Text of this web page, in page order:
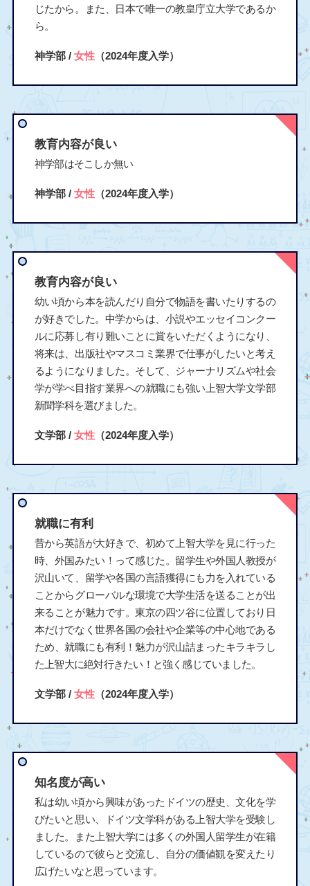
じたから。また、日本で唯一の教皇庁立大学であるか
ら。
神学部 / 女性（2024年度入学）
教育内容が良い
神学部はそこしか無い
神学部 / 女性（2024年度入学）
教育内容が良い
幼い頃から本を読んだり自分で物語を書いたりするの
が好きでした。中学からは、小説やエッセイコンクー
ルに応募し有り難いことに賞をいただくようになり、
将来は、出版社やマスコミ業界で仕事がしたいと考え
るようになりました。そして、ジャーナリズムや社会
学が学べ目指す業界への就職にも強い上智大学文学部
新聞学科を選びました。
文学部 / 女性（2024年度入学）
就職に有利
昔から英語が大好きで、初めて上智大学を見に行った
時、外国みたい！って感じた。留学生や外国人教授が
沢山いて、留学や各国の言語獲得にも力を入れている
ことからグローバルな環境で大学生活を送ることが出
来ることが魅力です。東京の四ツ谷に位置しており日
本だけでなく世界各国の会社や企業等の中心地である
ため、就職にも有利！魅力が沢山詰まったキラキラし
た上智大に絶対行きたい！と強く感じていました。
文学部 / 女性（2024年度入学）
知名度が高い
私は幼い頃から興味があったドイツの歴史、文化を学
びたいと思い、ドイツ文学科がある上智大学を受験し
ました。また上智大学には多くの外国人留学生が在籍
しているので彼らと交流し、自分の価値観を変えたり
広げたいなと思っています。